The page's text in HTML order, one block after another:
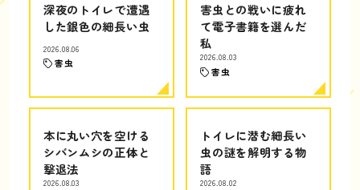
深夜のトイレで遭遇
した銀色の細長い虫
2026.08.06
害虫
害虫との戦いに疲れ
て電子書籍を選んだ
私
2026.08.03
害虫
本に丸い穴を空ける
シバンムシの正体と
撃退法
2026.08.03
トイレに潜む細長い
虫の謎を解明する物
語
2026.08.02